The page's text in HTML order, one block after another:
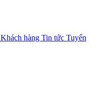
Khách hàng Tin tức Tuyển